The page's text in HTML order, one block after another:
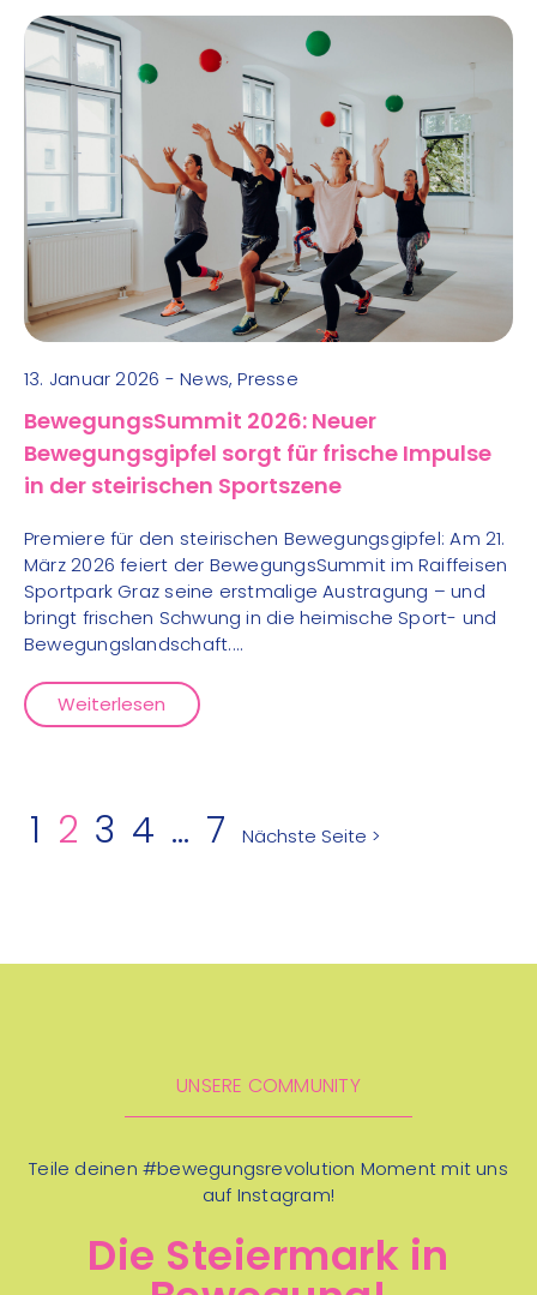
13. Januar 2026 - News, Presse
BewegungsSummit 2026: Neuer
Bewegungsgipfel sorgt für frische Impulse
in der steirischen Sportszene
Premiere für den steirischen Bewegungsgipfel: Am 21.
März 2026 feiert der BewegungsSummit im Raiffeisen
Sportpark Graz seine erstmalige Austragung – und
bringt frischen Schwung in die heimische Sport- und
Bewegungslandschaft....
Weiterlesen
1 2 3 4 … 7 Nächste Seite >
UNSERE COMMUNITY
Teile deinen #bewegungsrevolution Moment mit uns
auf Instagram!
Die Steiermark in